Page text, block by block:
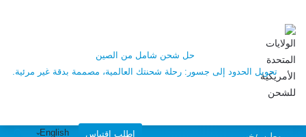
التنقل في تعقيدات
الخدمات اللوجستية
الدولية
حل شحن شامل من الصين
تحويل الحدود إلى جسور: رحلة شحنتك العالمية، مصممة بدقة غير مرئية.
اطلب اقتباس English